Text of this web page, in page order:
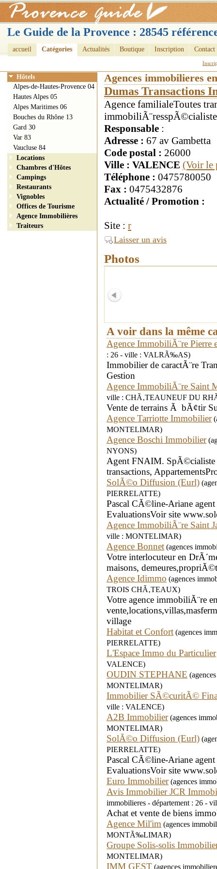
Le Guide de la Provence : 28545
accueil Catégories Actualités Boutique Inscription Contact
Agences immobilieres
Dumas Transactions
Agence familialeToutes
Responsable :
Adresse : 67 av Gambetta
Code postal : 26000
Ville : VALENCE (Voir le
Téléphone : 0475780050
Fax : 0475432876
Actualité / Promotion :
Site : r
Laisser un avis
Photos
A voir dans la même
Agence ImmobiliÃ¨re Pierre
: 26 - ville : VALRÃ‰AS)
Immobilier de caractÃ¨re
Gestion
Agence ImmobiliÃ¨re Saint
ville : CHÃ‚TEAUNEUF DU
Vente de terrains Ã bÃ¢tir
Agence Tarriotte Immobilier
MONTELIMAR)
Agence Boschi Immobilier
NYONS)
Agent FNAIM. SpÃ©cialiste
transactions,
SolÃ©o Diffusion (Eurl)
PIERRELATTE)
Pascal CÃ©line-Ariane
EvaluationsVoir site
Agence ImmobiliÃ¨re Saint
ville : MONTELIMAR)
Agence Bonnet (agences
Votre interlocuteur en
maisons,
Agence Idimmo (agences
TROIS CHÃ‚TEAUX)
Votre agence immobiliÃ¨re
village
Habitat et Confort (agences
PIERRELATTE)
L'Espace Immo du Particulier
VALENCE)
OUDIN STEPHANE
MONTELIMAR)
Immobilier SÃ©curitÃ©
ville : VALENCE)
A2B Immobilier(agences
MONTELIMAR)
SolÃ©o Diffusion (Eurl)
PIERRELATTE)
Pascal CÃ©line-Ariane
EvaluationsVoir site
Euro Immobilier(agences
Avis Immobilier JCR
immobilieres - département : 26 -
Achat et vente de biens
Agence Mil'im (agences
MONTÃ‰LIMAR)
Groupe Solis-solis
MONTELIMAR)
IMM GEST (agences
Hôtels
Alpes-de-Hautes-Provence 04
Hautes Alpes 05
Alpes Maritimes 06
Bouches du Rhône 13
Gard 30
Var 83
Vaucluse 84
Locations
Chambres d'Hôtes
Campings
Restaurants
Vignobles
Offices de Tourisme
Agence Immobilières
Traiteurs